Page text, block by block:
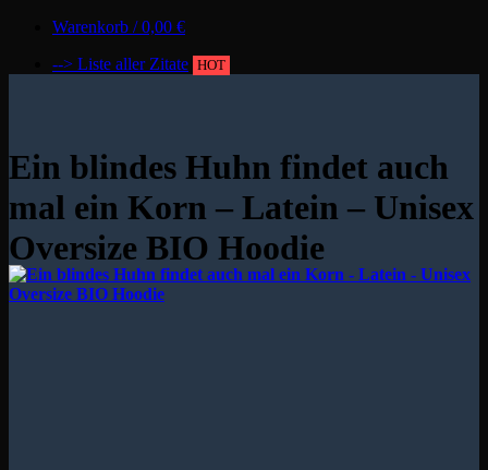
Warenkorb /0,00 €
--> Liste aller Zitate HOT
Ein blindes Huhn findet auch
mal ein Korn – Latein – Unisex
Oversize BIO Hoodie